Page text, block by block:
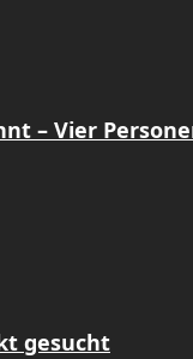
– Vier
gesucht